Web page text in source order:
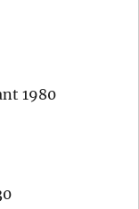
1980